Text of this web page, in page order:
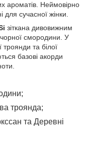
ароматів. Неймовірно
для сучасної жінки.
зіткана дивовижним
смородини. У
троянди та білої
базові акорди
троянда;
та Деревні